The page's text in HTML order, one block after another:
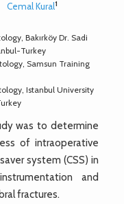
Cemal Kural1
Bakırköy Dr. Sadi
Turkey
Samsun Training
Istanbul University
was to determine
of intraoperative
system (CSS) in
and
fractures.